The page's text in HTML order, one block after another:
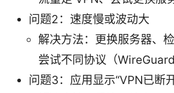
问题2：速度慢或波动大
解决方法：更换服务器、检
尝试不同协议（
问题3：应用显示“VPN已断